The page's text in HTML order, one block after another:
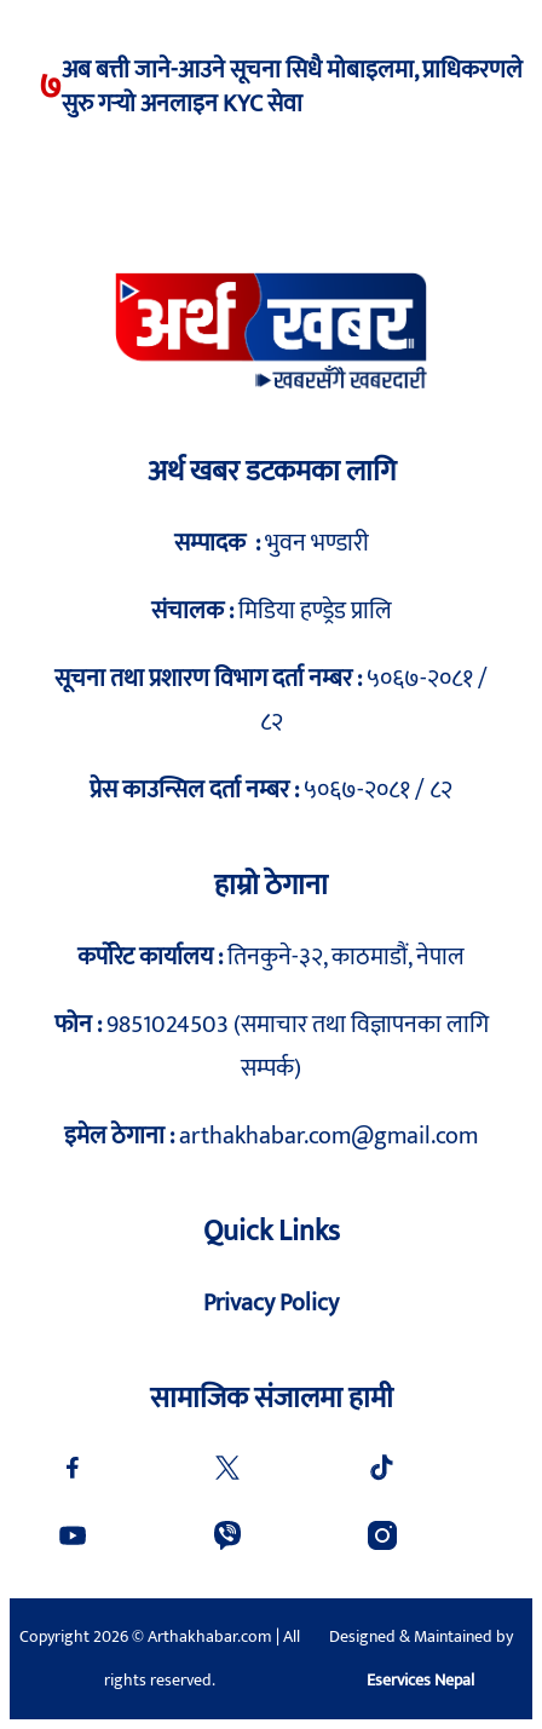
७अब बत्ती जाने-आउने सूचना सिधै मोबाइलमा, प्राधिकरणले
सुरु गर्‍यो अनलाइन KYC सेवा
अर्थ खबर डटकमका लागि
सम्पादक :भुवन भण्डारी
संचालक :मिडिया हण्ड्रेड प्रालि
सूचना तथा प्रशारण विभाग दर्ता नम्बर :५०६७-२०८१ /
८२
प्रेस काउन्सिल दर्ता नम्बर :५०६७-२०८१ / ८२
हाम्रो ठेगाना
कर्पोरेट कार्यालय :तिनकुने-३२, काठमाडौं, नेपाल
फोन :9851024503 (समाचार तथा विज्ञापनका लागि
सम्पर्क)
इमेल ठेगाना :arthakhabar.com@gmail.com
Quick Links
Privacy Policy
सामाजिक संजालमा हामी
Copyright 2026 © Arthakhabar.com | All
rights reserved.
Designed & Maintained by
Eservices Nepal